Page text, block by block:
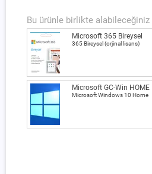
Bu ürünle birlikte alabileceğiniz
Microsoft 365 Bireysel
365 Bireysel (orjinal lisans)
Microsoft GC-Win
Microsoft Windows 10 Home